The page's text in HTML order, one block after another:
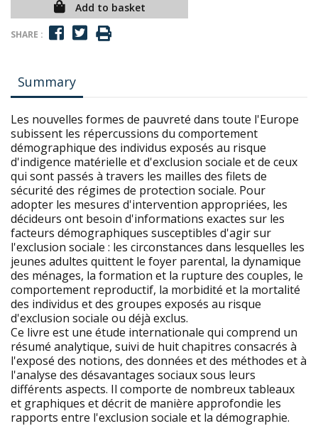
Add to basket
SHARE :
Summary
Les nouvelles formes de pauvreté dans toute l'Europe
subissent les répercussions du comportement
démographique des individus exposés au risque
d'indigence matérielle et d'exclusion sociale et de ceux
qui sont passés à travers les mailles des filets de
sécurité des régimes de protection sociale. Pour
adopter les mesures d'intervention appropriées, les
décideurs ont besoin d'informations exactes sur les
facteurs démographiques susceptibles d'agir sur
l'exclusion sociale : les circonstances dans lesquelles les
jeunes adultes quittent le foyer parental, la dynamique
des ménages, la formation et la rupture des couples, le
comportement reproductif, la morbidité et la mortalité
des individus et des groupes exposés au risque
d'exclusion sociale ou déjà exclus.
Ce livre est une étude internationale qui comprend un
résumé analytique, suivi de huit chapitres consacrés à
l'exposé des notions, des données et des méthodes et à
l'analyse des désavantages sociaux sous leurs
différents aspects. Il comporte de nombreux tableaux
et graphiques et décrit de manière approfondie les
rapports entre l'exclusion sociale et la démographie.